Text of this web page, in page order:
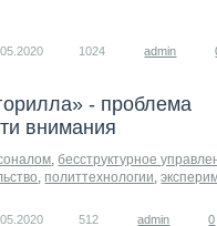
1024 admin
- проблема
внимания
,бесструктурное
, политтехнологии,
512 admin 0